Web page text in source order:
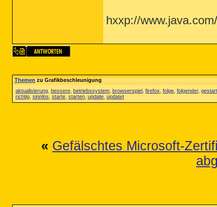
hxxp://
Themenzu Grafikbeschleunigung
aktualisierung bessere betriebssystem browserspiel firefox folge folgender,
richtig sinnlos starte starten update updatet
« Gefälschtes Microsoft-